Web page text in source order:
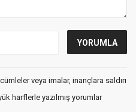
veya imalar, inançlara saldırı
harflerle yazılmış yorumlar